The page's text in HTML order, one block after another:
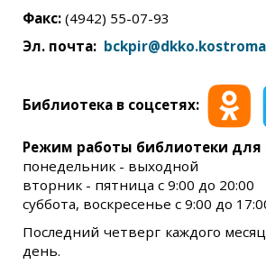
Факс: (4942) 55-07-93
Эл. почта:
Библиотека в соцсетях:
Режим работы библиотеки для
понедельник - выходной
вторник - пятница с 9:00 до 20:00
суббота, воскресенье с 9:00 до
Последний четверг каждого
день.